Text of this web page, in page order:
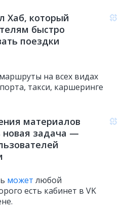
Хаб, который
быстро
поездки
маршруты на всех видах
такси, каршеринге
материалов
новая задача —
может любой
есть кабинет в VK